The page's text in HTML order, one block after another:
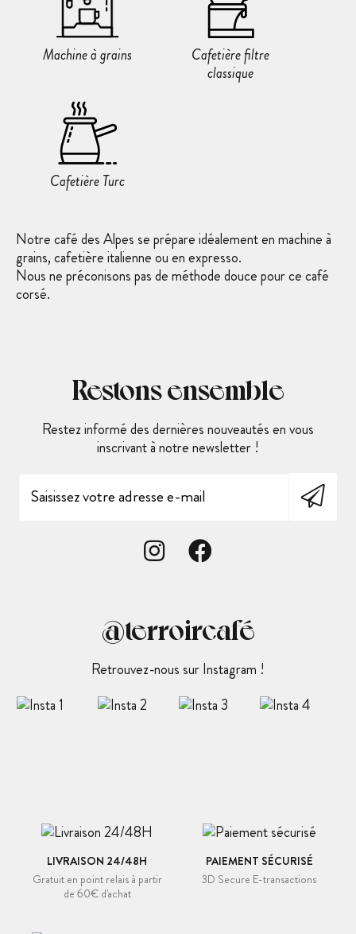
Machine à grains
Cafetière filtre
classique
Cafetière Turc
Notre café des Alpes se prépare idéalement en machine à
grains, cafetière italienne ou en expresso.
Nous ne préconisons pas de méthode douce pour ce café
corsé.
Restons ensemble
Restez informé des dernières nouveautés en vous
inscrivant à notre newsletter !
@terroircafé
Retrouvez-nous sur Instagram !
LIVRAISON 24/48H
Gratuit en point relais à partir
de 60€ d'achat
PAIEMENT SÉCURISÉ
3D Secure E-transactions